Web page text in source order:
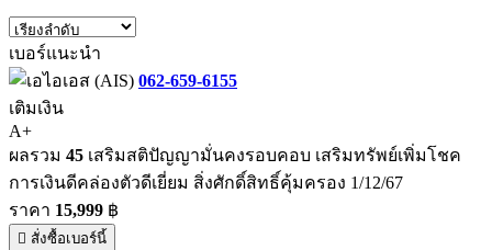
เบอร์แนะนำ
062-659-6155
เติมเงิน
A+
ผลรวม 45 เสริมสติปัญญามั่นคงรอบคอบ เสริมทรัพย์เพิ่มโชค
การเงินดีคล่องตัวดีเยี่ยม สิ่งศักดิ์สิทธิ์คุ้มครอง 1/12/67
ราคา 15,999 ฿
สั่งซื้อเบอร์นี้